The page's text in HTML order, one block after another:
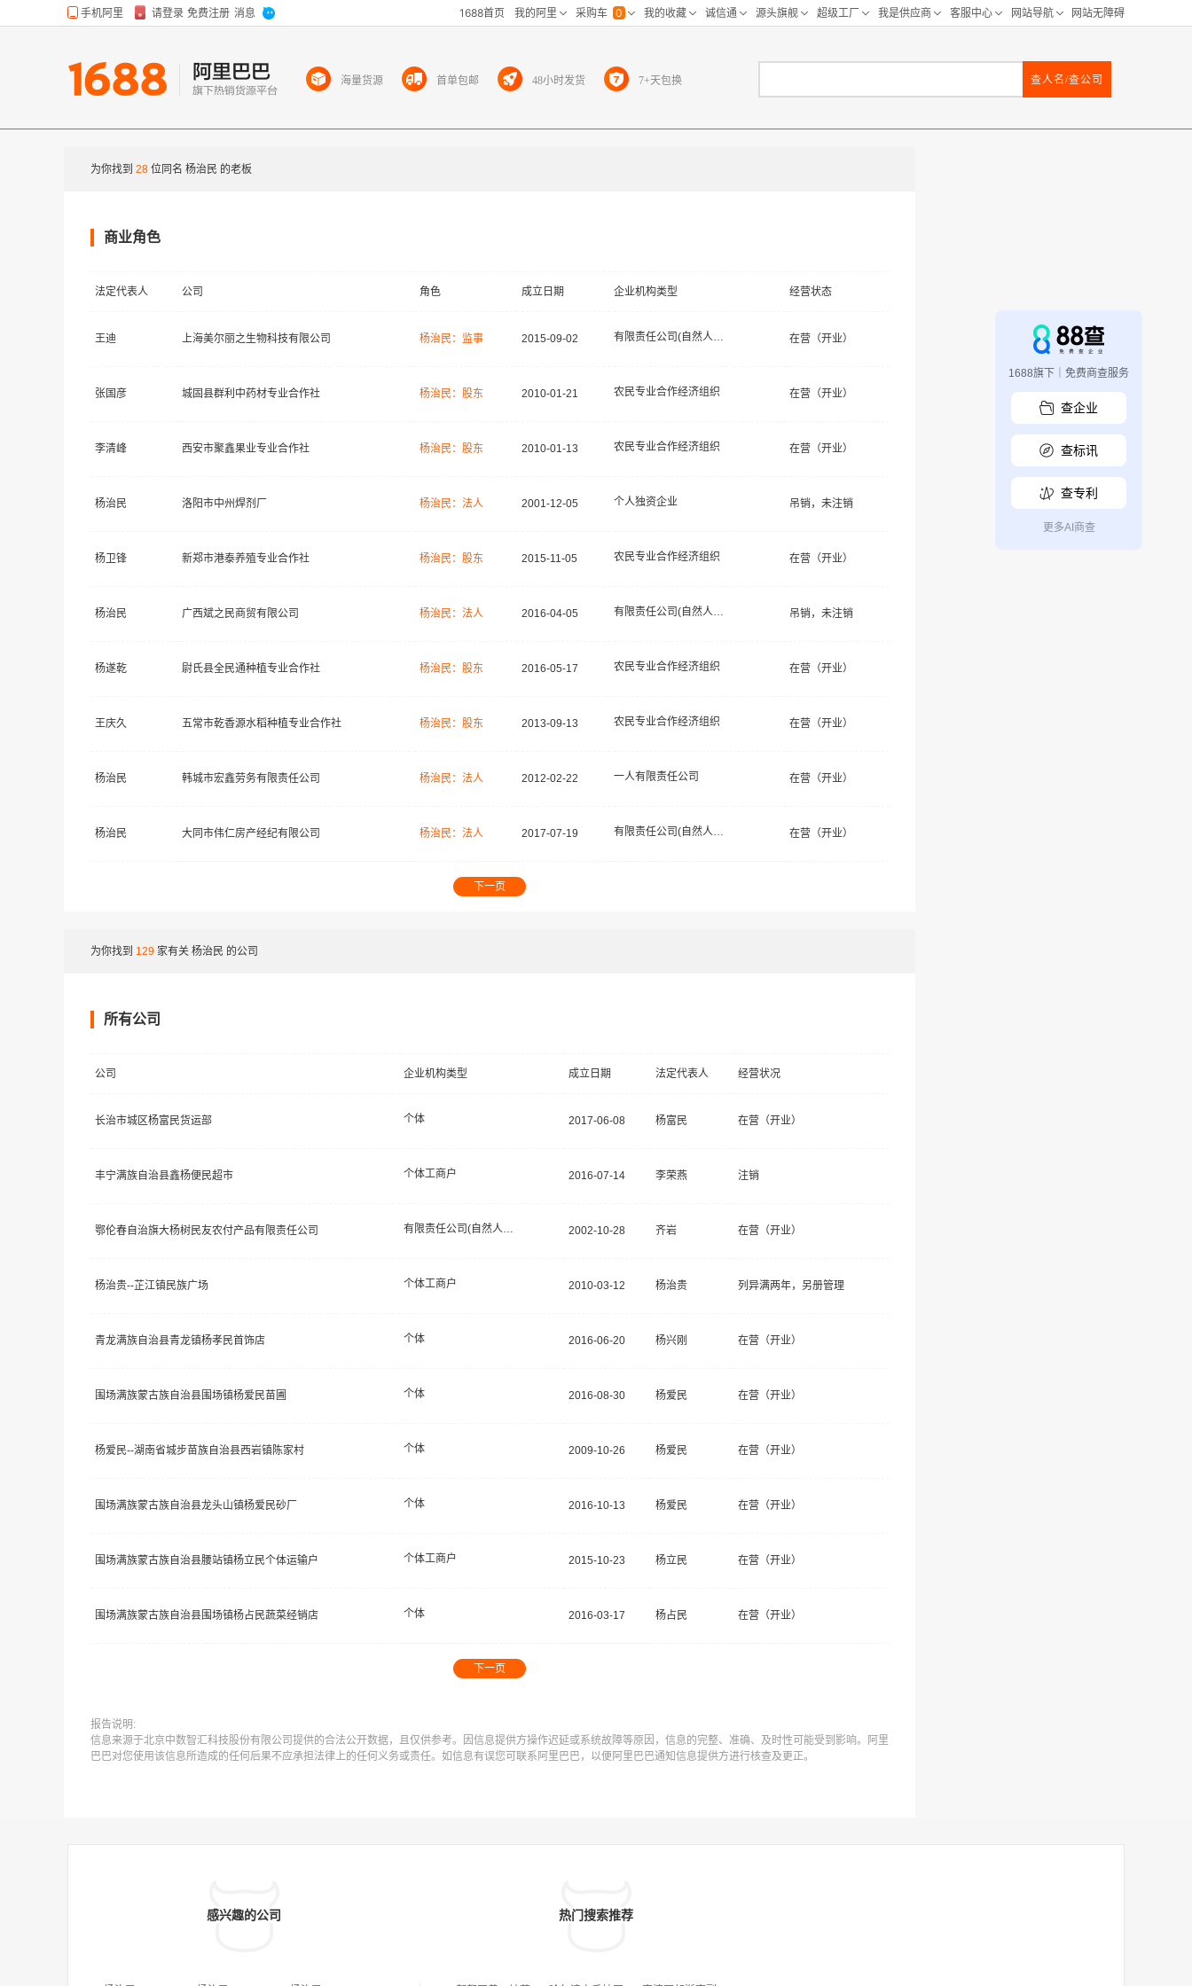
海量货源 首单包邮 48小时发货 7+天包换 查人名/查公司
为你找到 28 位同名 杨治民 的老板
商业角色
法定代表人 公司 角色 成立日期 企业机构类型 经营状态
王迪 上海美尔丽之生物科技有限公司 杨治民：监事 2015-09-02 有限责任公司(自然人投资或控股) 在营（开业）
张国彦 城固县群利中药材专业合作社 杨治民：股东 2010-01-21 农民专业合作经济组织 在营（开业）
李清峰 西安市聚鑫果业专业合作社 杨治民：股东 2010-01-13 农民专业合作经济组织 在营（开业）
杨治民 洛阳市中州焊剂厂 杨治民：法人 2001-12-05 个人独资企业 吊销，未注销
杨卫锋 新郑市港泰养殖专业合作社 杨治民：股东 2015-11-05 农民专业合作经济组织 在营（开业）
杨治民 广西斌之民商贸有限公司 杨治民：法人 2016-04-05 有限责任公司(自然人投资或控股) 吊销，未注销
杨遂乾 尉氏县全民通种植专业合作社 杨治民：股东 2016-05-17 农民专业合作经济组织 在营（开业）
王庆久 五常市乾香源水稻种植专业合作社 杨治民：股东 2013-09-13 农民专业合作经济组织 在营（开业）
杨治民 韩城市宏鑫劳务有限责任公司 杨治民：法人 2012-02-22 一人有限责任公司 在营（开业）
杨治民 大同市伟仁房产经纪有限公司 杨治民：法人 2017-07-19 有限责任公司(自然人投资或控股) 在营（开业）
下一页
为你找到 129 家有关 杨治民 的公司
所有公司
公司 企业机构类型 成立日期 法定代表人 经营状况
长治市城区杨富民货运部 个体 2017-06-08 杨富民 在营（开业）
丰宁满族自治县鑫杨便民超市 个体工商户 2016-07-14 李荣燕 注销
鄂伦春自治旗大杨树民友农付产品有限责任公司 有限责任公司(自然人独资) 2002-10-28 齐岩 在营（开业）
杨治贵--芷江镇民族广场 个体工商户 2010-03-12 杨治贵 列异满两年，另册管理
青龙满族自治县青龙镇杨孝民首饰店 个体 2016-06-20 杨兴刚 在营（开业）
围场满族蒙古族自治县围场镇杨爱民苗圃 个体 2016-08-30 杨爱民 在营（开业）
杨爱民--湖南省城步苗族自治县西岩镇陈家村 个体 2009-10-26 杨爱民 在营（开业）
围场满族蒙古族自治县龙头山镇杨爱民砂厂 个体 2016-10-13 杨爱民 在营（开业）
围场满族蒙古族自治县腰站镇杨立民个体运输户 个体工商户 2015-10-23 杨立民 在营（开业）
围场满族蒙古族自治县围场镇杨占民蔬菜经销店 个体 2016-03-17 杨占民 在营（开业）
下一页
报告说明:
信息来源于北京中数智汇科技股份有限公司提供的合法公开数据，且仅供参考。因信息提供方操作迟延或系统故障等原因，信息的完整、准确、及时性可能受到影响。阿里
巴巴对您使用该信息所造成的任何后果不应承担法律上的任何义务或责任。如信息有误您可联系阿里巴巴，以便阿里巴巴通知信息提供方进行核查及更正。
感兴趣的公司 热门搜索推荐
1688旗下｜免费商查服务
查企业
查标讯
查专利
更多AI商查